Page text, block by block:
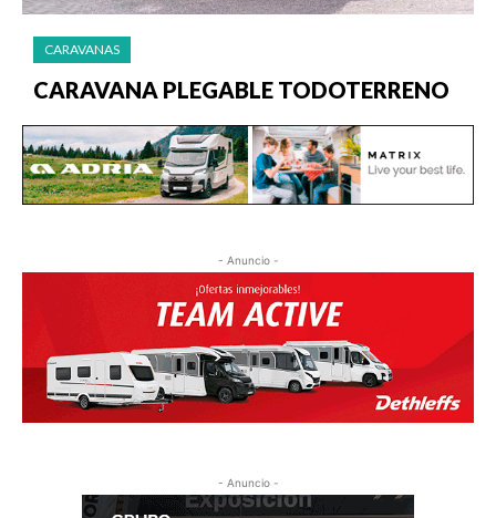
CARAVANAS
CARAVANA PLEGABLE TODOTERRENO
- Anuncio -
- Anuncio -